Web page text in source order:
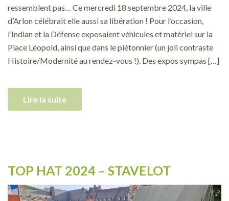
ressemblent pas… Ce mercredi 18 septembre 2024, la ville
d’Arlon célébrait elle aussi sa libération ! Pour l’occasion,
l’Indian et la Défense exposaient véhicules et matériel sur la
Place Léopold, ainsi que dans le piétonnier (un joli contraste
Histoire/Modernité au rendez-vous !). Des expos sympas […]
Lire la suite
TOP HAT 2024 – STAVELOT